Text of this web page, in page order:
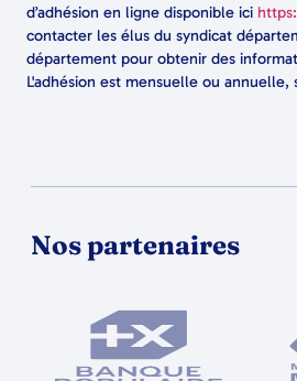
d’adhésion en ligne disponible ici
contacter les élus du syndicat
département pour obtenir des
L'adhésion est mensuelle ou annuelle,
Nos partenaires